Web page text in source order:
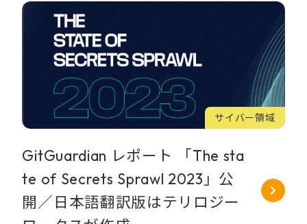
サイバー領域
GitGuardian レポート 「The sta
te of Secrets Sprawl 2023」公
開／日本語翻訳版はテリロジー